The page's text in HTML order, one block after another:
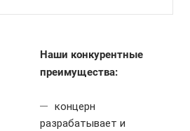
Наши конкурентные
преимущества:
концерн
разрабатывает и